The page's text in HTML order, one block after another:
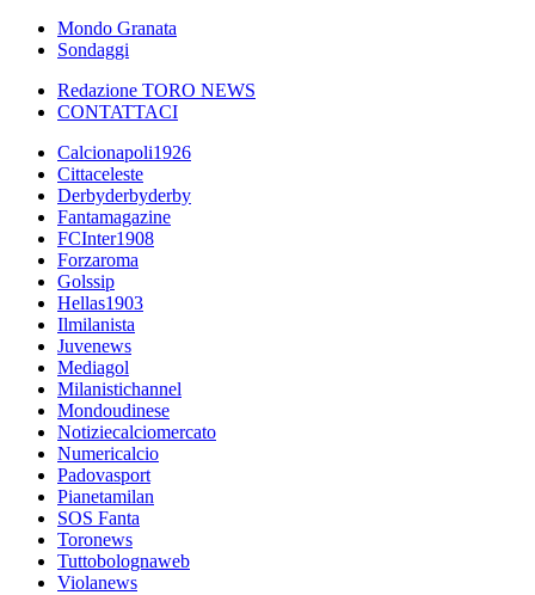
Mondo Granata
Sondaggi
Redazione TORO NEWS
CONTATTACI
Calcionapoli1926
Cittaceleste
Derbyderbyderby
Fantamagazine
FCInter1908
Forzaroma
Golssip
Hellas1903
Ilmilanista
Juvenews
Mediagol
Milanistichannel
Mondoudinese
Notiziecalciomercato
Numericalcio
Padovasport
Pianetamilan
SOS Fanta
Toronews
Tuttobolognaweb
Violanews